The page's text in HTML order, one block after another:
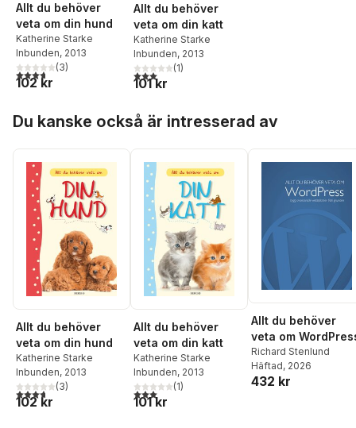
Allt du behöver
veta om din hund
Katherine Starke
Inbunden, 2013
3,7utav 5 stjärnor. Totalt antal röster:
(3)
102 kr
Allt du behöver
veta om din katt
Katherine Starke
Inbunden, 2013
3,0utav 5 stjärnor. Totalt antal röster:
(1)
101 kr
Du kanske också är intresserad av
Allt du behöver
veta om din hund
Katherine Starke
Inbunden, 2013
3,7utav 5 stjärnor. Totalt antal röster:
(3)
102 kr
Allt du behöver
veta om din katt
Katherine Starke
Inbunden, 2013
3,0utav 5 stjärnor. Totalt antal röster:
(1)
101 kr
Allt du behöver
veta om
Richard Stenlund
Häftad, 2026
432 kr